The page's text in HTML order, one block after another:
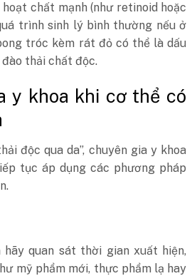
chất mạnh (như retinoid hoặc
trình sinh lý bình thường nếu ở
tróc kèm rát đỏ có thể là dấu
thải chất độc.
y khoa khi cơ thể có
độc qua da”, chuyên gia y khoa
tục áp dụng các phương pháp
hãy quan sát thời gian xuất hiện,
mỹ phẩm mới, thực phẩm lạ hay